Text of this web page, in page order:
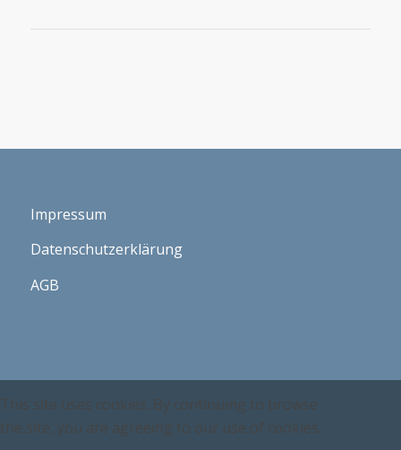
Impressum
Datenschutzerklärung
AGB
This site uses cookies. By continuing to browse
the site, you are agreeing to our use of cookies.